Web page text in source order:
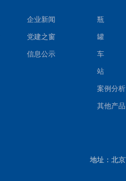
企业新闻
党建之窗
信息公示
瓶
罐
车
站
案例分析
其他产品
地址：北京